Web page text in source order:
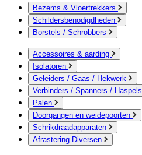
Bezems & Vloertrekkers
Schildersbenodigdheden
Borstels / Schrobbers
Accessoires & aarding
Isolatoren
Geleiders / Gaas / Hekwerk
Verbinders / Spanners / Haspels
Palen
Doorgangen en weidepoorten
Schrikdraadapparaten
Afrastering Diversen